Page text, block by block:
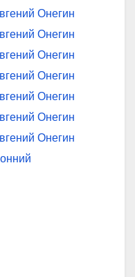
Онегин
Онегин
Онегин
Онегин
Онегин
Онегин
Онегин